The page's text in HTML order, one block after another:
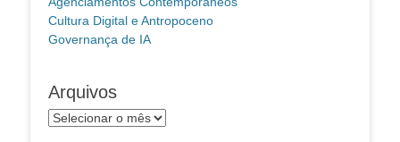
Cultura Digital e Antropoceno
Governança de IA
Arquivos
Arquivos